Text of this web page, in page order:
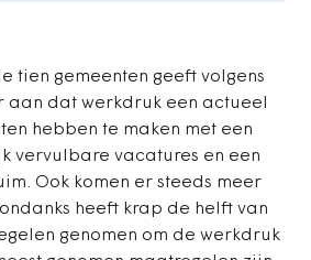
tien gemeenten geeft volgens
aan dat werkdruk een actueel
hebben te maken met een
vervulbare vacatures en een
Ook komen er steeds meer
heeft krap de helft van
genomen om de werkdruk